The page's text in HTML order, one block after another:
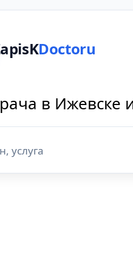
Doctoru
в Ижевске